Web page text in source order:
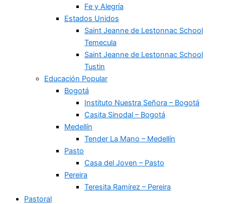
Fe y Alegría
Estados Unidos
Saint Jeanne de Lestonnac School
Temecula
Saint Jeanne de Lestonnac School
Tustin
Educación Popular
Bogotá
Instituto Nuestra Señora – Bogotá
Casita Sinodal – Bogotá
Medellín
Tender La Mano – Medellín
Pasto
Casa del Joven – Pasto
Pereira
Teresita Ramírez – Pereira
Pastoral